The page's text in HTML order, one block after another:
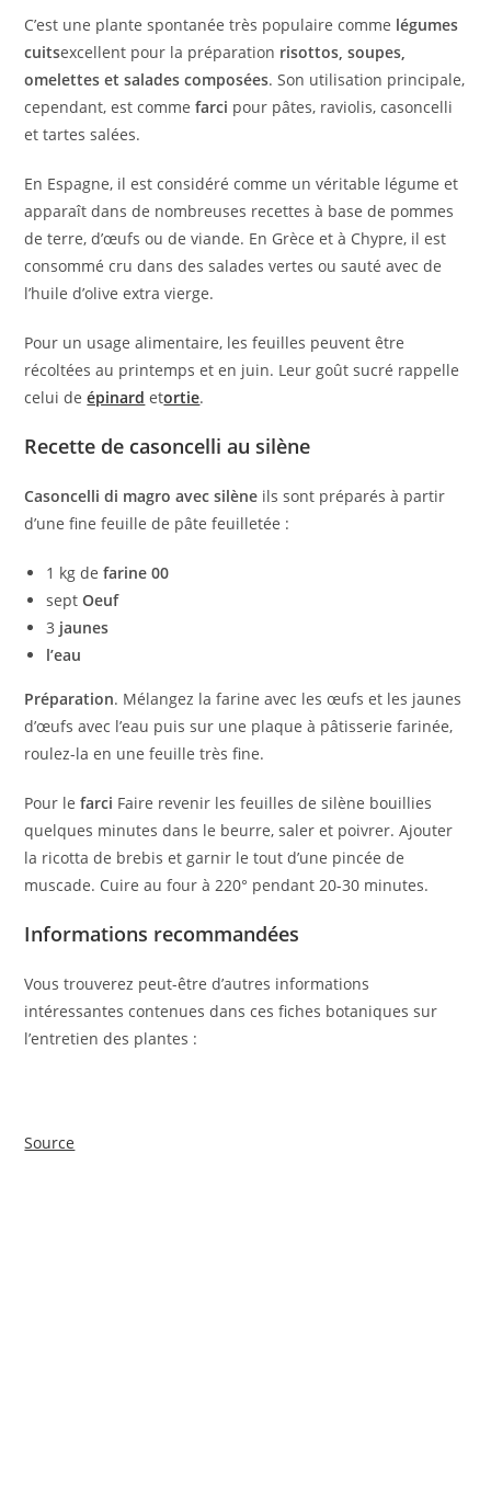
C’est une plante spontanée très populaire comme légumes
cuitsexcellent pour la préparation risottos, soupes,
omelettes et salades composées. Son utilisation principale,
cependant, est commefarci pour pâtes, raviolis, casoncelli
et tartes salées.
En Espagne, il est considéré comme un véritable légume et
apparaît dans de nombreuses recettes à base de pommes
de terre, d’œufs ou de viande. En Grèce et à Chypre, il est
consommé cru dans des salades vertes ou sauté avec de
l’huile d’olive extra vierge.
Pour un usage alimentaire, les feuilles peuvent être
récoltées au printemps et en juin. Leur goût sucré rappelle
celui deépinard etortie.
Recette de casoncelli au silène
Casoncelli di magro avec silène ils sont préparés à partir
d’une fine feuille de pâte feuilletée :
1 kg de farine 00
sept Oeuf
3 jaunes
l’eau
Préparation. Mélangez la farine avec les œufs et les jaunes
d’œufs avec l’eau puis sur une plaque à pâtisserie farinée,
roulez-la en une feuille très fine.
Pour lefarci Faire revenir les feuilles de silène bouillies
quelques minutes dans le beurre, saler et poivrer. Ajouter
la ricotta de brebis et garnir le tout d’une pincée de
muscade. Cuire au four à 220° pendant 20-30 minutes.
Informations recommandées
Vous trouverez peut-être d’autres informations
intéressantes contenues dans ces fiches botaniques sur
l’entretien des plantes :
Source